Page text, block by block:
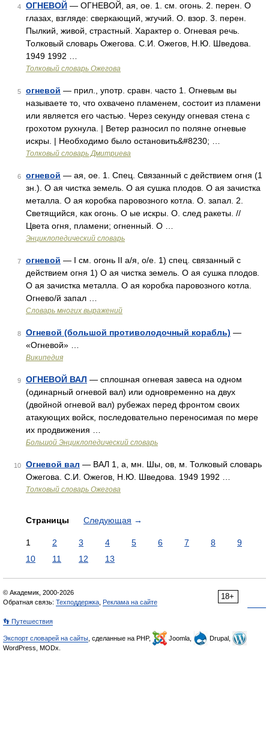
4 ОГНЕВОЙ — ОГНЕВОЙ, ая, ое. 1. см. огонь. 2. перен. О
глазах, взгляде: сверкающий, жгучий. О. взор. 3. перен.
Пылкий, живой, страстный. Характер о. Огневая речь.
Толковый словарь Ожегова. С.И. Ожегов, Н.Ю. Шведова.
1949 1992 …
Толковый словарь Ожегова
5 огневой — прил., употр. сравн. часто 1. Огневым вы
называете то, что охвачено пламенем, состоит из пламени
или является его частью. Через секунду огневая стена с
грохотом рухнула. | Ветер разносил по поляне огневые
искры. | Необходимо было остановить&#8230; …
Толковый словарь Дмитриева
6 огневой — ая, ое. 1. Спец. Связанный с действием огня (1
зн.). О ая чистка земель. О ая сушка плодов. О ая зачистка
металла. О ая коробка паровозного котла. О. запал. 2.
Светящийся, как огонь. О ые искры. О. след ракеты. //
Цвета огня, пламени; огненный. О …
Энциклопедический словарь
7 огневой — I см. огонь II а/я, о/е. 1) спец. связанный с
действием огня 1) О ая чистка земель. О ая сушка плодов.
О ая зачистка металла. О ая коробка паровозного котла.
Огнево/й запал …
Словарь многих выражений
8 Огневой (большой противолодочный корабль) —
«Огневой» …
Википедия
9 ОГНЕВОЙ ВАЛ — сплошная огневая завеса на одном
(одинарный огневой вал) или одновременно на двух
(двойной огневой вал) рубежах перед фронтом своих
атакующих войск, последовательно переносимая по мере
их продвижения …
Большой Энциклопедический словарь
10 Огневой вал — ВАЛ 1, а, мн. Шы, ов, м. Толковый словарь
Ожегова. С.И. Ожегов, Н.Ю. Шведова. 1949 1992 …
Толковый словарь Ожегова
Страницы Следующая →
1 2 3 4 5 6 7 8
9
10
11 12 13
18+
© Академик, 2000-2026
Обратная связь: Техподдержка Реклама на сайте
👣 Путешествия
Экспорт словарей на сайты , сделанные на PHP, Joomla,
Drupal,
WordPress, MODx.